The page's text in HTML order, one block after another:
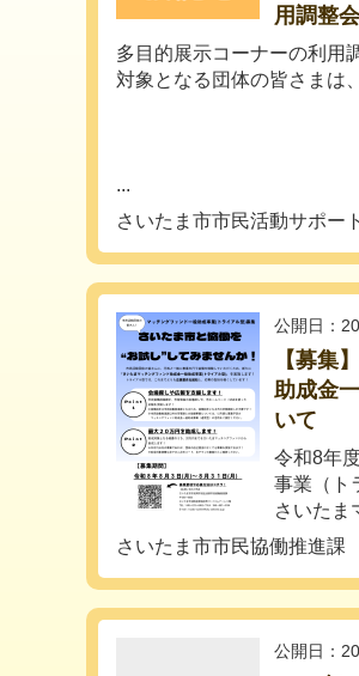
用調整
多目的展示コーナーの利用
対象となる団体の皆さまは
...
さいたま市市民活動サポー
公開日：
【募集
助成金
いて
令和8年
事業（ト
さいたま
さいたま市市民協働推進課
公開日：